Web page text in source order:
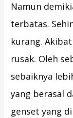
Namun
terbatas.
kurang.
rusak. Oleh
sebaiknya
yang berasal
genset yang